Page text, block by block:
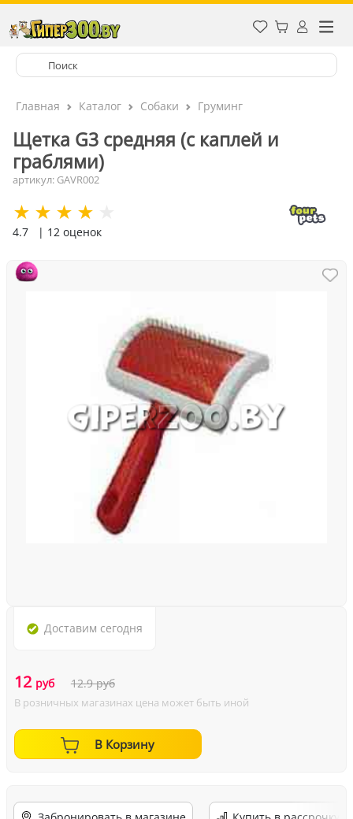
Главная Каталог Собаки Груминг
Щетка G3 средняя (с каплей и
граблями)
артикул: GAVR002
4.7 | 12 оценок
Доставим сегодня
12 руб 12.9руб
В розничных магазинах цена может быть иной
В Корзину